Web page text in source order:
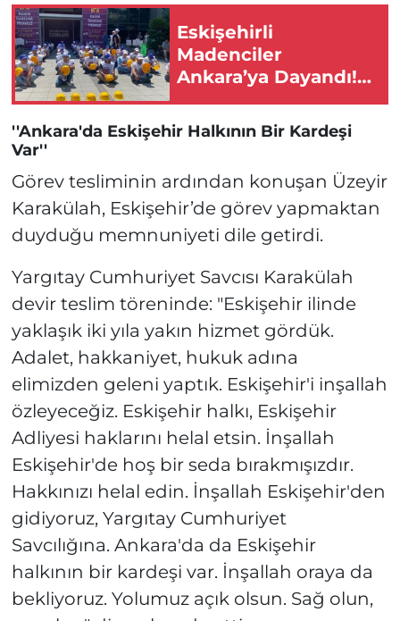
Eskişehirli
Madenciler
Ankara’ya Dayandı!
''Ankara'da Eskişehir Halkının Bir Kardeşi
Var''
Görev tesliminin ardından konuşan Üzeyir
Karakülah, Eskişehir’de görev yapmaktan
duyduğu memnuniyeti dile getirdi.
Yargıtay Cumhuriyet Savcısı Karakülah
devir teslim töreninde: "Eskişehir ilinde
yaklaşık iki yıla yakın hizmet gördük.
Adalet, hakkaniyet, hukuk adına
elimizden geleni yaptık. Eskişehir'i inşallah
özleyeceğiz. Eskişehir halkı, Eskişehir
Adliyesi haklarını helal etsin. İnşallah
Eskişehir'de hoş bir seda bırakmışızdır.
Hakkınızı helal edin. İnşallah Eskişehir'den
gidiyoruz, Yargıtay Cumhuriyet
Savcılığına. Ankara'da da Eskişehir
halkının bir kardeşi var. İnşallah oraya da
bekliyoruz. Yolumuz açık olsun. Sağ olun,